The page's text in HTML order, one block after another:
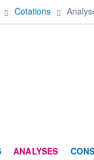
Cotations
ANALYSES